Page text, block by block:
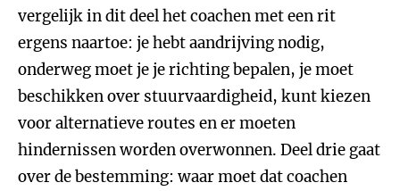
vergelijk in dit deel het coachen met een rit
ergens naartoe: je hebt aandrijving nodig,
onderweg moet je je richting bepalen, je moet
beschikken over stuurvaardigheid, kunt kiezen
voor alternatieve routes en er moeten
hindernissen worden overwonnen. Deel drie gaat
over de bestemming: waar moet dat coachen